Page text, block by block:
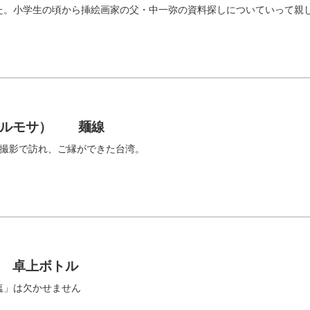
小学生の頃から挿絵画家の父・中一弥の資料探しについていって親
ルモサ） 麺線
影で訪れ、ご縁ができた台湾。
卓上ボトル
は欠かせません